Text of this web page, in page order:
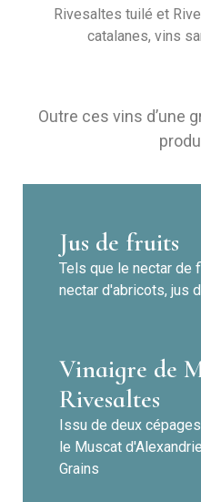
Rivesaltes tuilé et
catalanes, vins
Outre ces vins d’une
Jus de fruits
Tels que le nectar de
nectar d'abricots, jus
Vinaigre de
Rivesaltes
Issu de deux
le Muscat
Grains